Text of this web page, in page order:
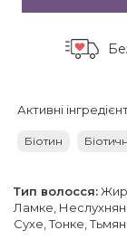
Активні
Біотин
Тип волосся:
Ламке,
Сухе, Тонке,